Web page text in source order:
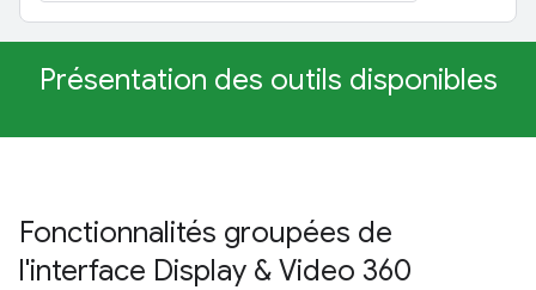
Présentation des outils disponibles
Fonctionnalités groupées de
l'interface Display & Video 360